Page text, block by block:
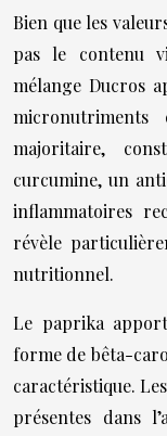
Bien que les
pas le contenu
mélange Ducros
micronutriments
majoritaire,
curcumine, un
inflammatoires
révèle
nutritionnel.
Le paprika
forme de bêta-
caractéristique.
présentes dans